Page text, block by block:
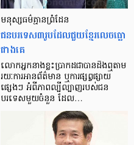
មនុស្ស​ធម៌​គ្មាន​ព្រំដែន
ជន​បរទេស​៣​រូប​ដែល​ជួយ​ខ្មែរ​លេច​ធ្លោ​
ជាង​គេ
លោកអ្នក​នាង​ខ្លះ​ប្រាកដ​ជា​បាន​​ដឹង​ឮ​តាម​
រយៈ​ការ​អាន​ព័ត៌មាន ឬ​ការ​ផ្សព្វផ្សាយ​
ផ្សេងៗ អំពី​ភាព​ល្បីល្បាញ​របស់​ជន​
បរទេស​មួយ​ចំនួន ដែល…